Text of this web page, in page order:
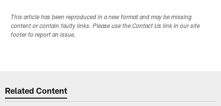
This article has been reproduced in a new format and may be missing
content or contain faulty links. Please use the Contact Us link in our site
footer to report an issue.
Related Content